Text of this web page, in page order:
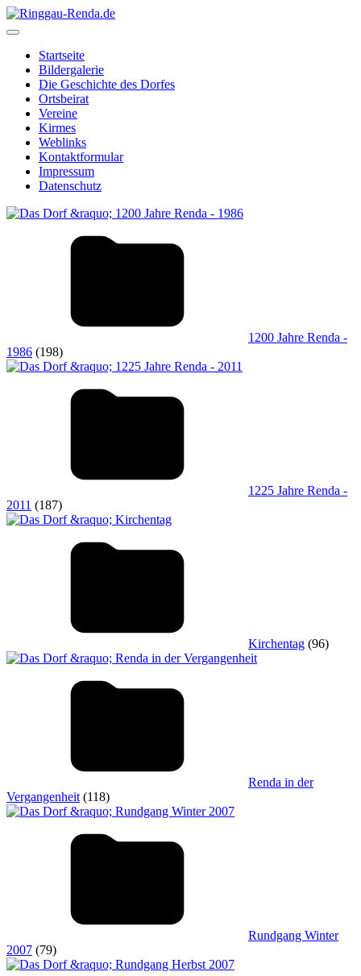
Startseite
Bildergalerie
Die Geschichte des Dorfes
Ortsbeirat
Vereine
Kirmes
Weblinks
Kontaktformular
Impressum
Datenschutz
1200 Jahre Renda -
1986 (198)
1225 Jahre Renda -
2011 (187)
Kirchentag (96)
Renda in der
Vergangenheit (118)
Rundgang Winter
2007 (79)